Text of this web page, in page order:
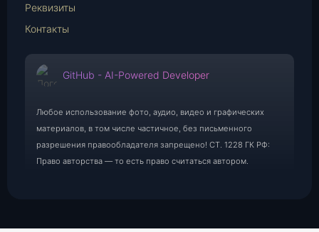
Реквизиты
Контакты
GitHub - AI-Powered Developer
Любое использование фото, аудио, видео и графических
материалов, в том числе частичное, без письменного
разрешения правообладателя запрещено! СТ. 1228 ГК РФ:
Право авторства — то есть право считаться автором.